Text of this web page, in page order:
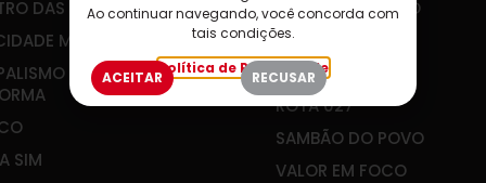
DAS ÁGUAS
MEU FUTURO
QUE
SIM
JOÃO GUALBERTO
PLANEJAR É VIVER
RADAR SOCIAL
ROTA 027
SAMBÃO DO POVO
VALOR EM FOCO
Ao continuar navegando, você concorda com
tais condições.
Política de Privacidade
ACEITAR RECUSAR